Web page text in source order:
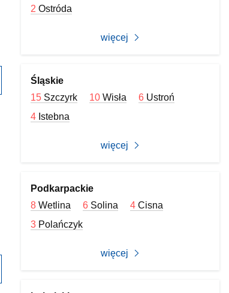
2Ostróda
więcej
Śląskie
15 Szczyrk 10Wisła 6 Ustroń
4 Istebna
więcej
Podkarpackie
8Wetlina 6 Solina 4Cisna
3 Polańczyk
więcej